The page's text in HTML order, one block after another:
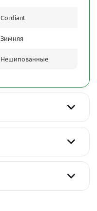
Cordiant
Зимняя
Нешипованные